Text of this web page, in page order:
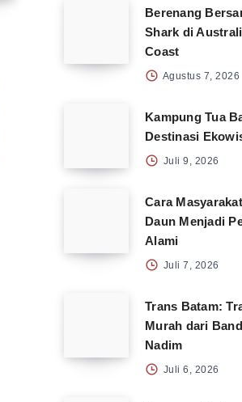
Berenang
Shark di
Coast
Agustus 7, 2026
Kampung Tua
Destinasi
Juli 9, 2026
Cara
Daun Menjadi
Alami
Juli 7, 2026
Trans Batam:
Murah dari
Nadim
Juli 6, 2026